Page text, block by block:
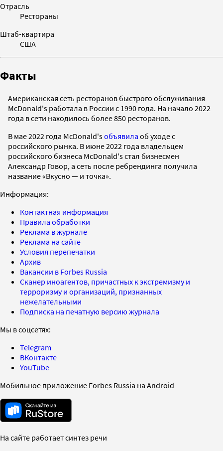
Отрасль
Рестораны
Штаб-квартира
США
Факты
Американская сеть ресторанов быстрого обслуживания
McDonald's работала в России с 1990 года. На начало 2022
года в сети находилось более 850 ресторанов.
В мае 2022 года McDonald'sобъявила об уходе с
российского рынка. В июне 2022 года владельцем
российского бизнеса McDonald's стал бизнесмен
Александр Говор, а сеть после ребрендинга получила
название «Вкусно — и точка».
Информация:
Контактная информация
Правила обработки
Реклама в журнале
Реклама на сайте
Условия перепечатки
Архив
Вакансии в Forbes Russia
Сканер иноагентов, причастных к экстремизму и
терроризму и организаций, признанных
нежелательными
Подписка на печатную версию журнала
Мы в соцсетях:
Telegram
ВКонтакте
YouTube
Мобильное приложение Forbes Russia на Android
На сайте работает синтез речи